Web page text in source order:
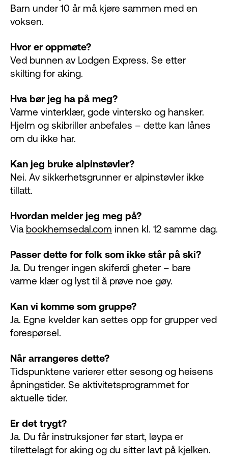
Barn under 10 år må kjøre sammen med en
voksen.
Hvor er oppmøte?
Ved bunnen av Lodgen Express. Se etter
skilting for aking.
Hva bør jeg ha på meg?
Varme vinterklær, gode vintersko og hansker.
Hjelm og skibriller anbefales – dette kan lånes
om du ikke har.
Kan jeg bruke alpinstøvler?
Nei. Av sikkerhetsgrunner er alpinstøvler ikke
tillatt.
Hvordan melder jeg meg på?
Via bookhemsedal.com innen kl. 12 samme dag.
Passer dette for folk som ikke står på ski?
Ja. Du trenger ingen skiferdi gheter – bare
varme klær og lyst til å prøve noe gøy.
Kan vi komme som gruppe?
Ja. Egne kvelder kan settes opp for grupper ved
forespørsel.
Når arrangeres dette?
Tidspunktene varierer etter sesong og heisens
åpningstider. Se aktivitetsprogrammet for
aktuelle tider.
Er det trygt?
Ja. Du får instruksjoner før start, løypa er
tilrettelagt for aking og du sitter lavt på kjelken.